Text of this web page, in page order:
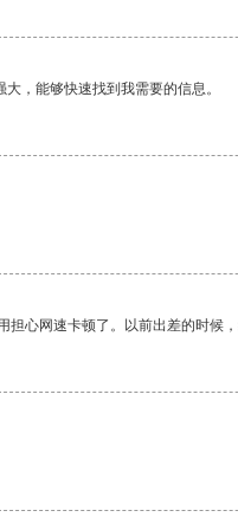
，能够快速找到我需要的信息。
心网速卡顿了。以前出差的时候